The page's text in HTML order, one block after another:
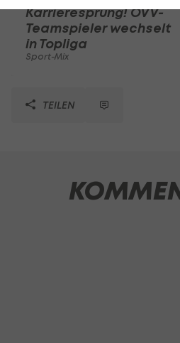
Karrieresprung! ÖVV-
Teamspieler wechselt
in Topliga
Sport-Mix
TEILEN